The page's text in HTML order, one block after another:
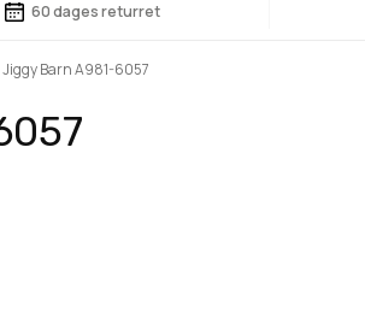
60 dages returret
Barn A981-6057